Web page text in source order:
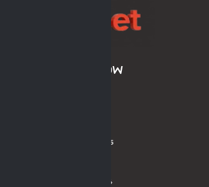
ARCHIWUM SEZONÓW
LPH MOS OLDBOYS 2024/2025
PL MOS ORLIK OLDBOYS 2024